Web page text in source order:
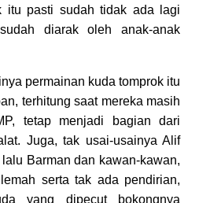
itu pasti sudah tidak ada lagi
diarak oleh anak-anak
permainan kuda tomprok itu
terhitung saat mereka masih
tetap menjadi bagian dari
Juga, tak usai-usainya Alif
Barman dan kawan-kawan,
serta tak ada pendirian,
yang dipecut bokongnya